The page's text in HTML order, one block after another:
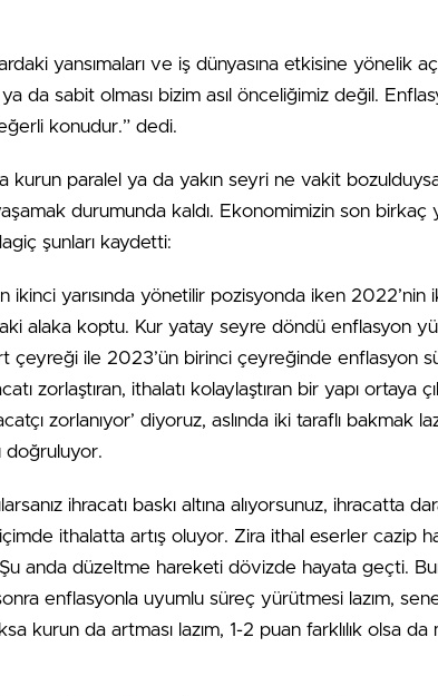
yansımaları ve iş dünyasına etkisine yönelik
da sabit olması bizim asıl önceliğimiz değil.
konudur.” dedi.
kurun paralel ya da yakın seyri ne vakit
durumunda kaldı. Ekonomimizin son birkaç
şunları kaydetti:
ikinci yarısında yönetilir pozisyonda iken 2022’nin
alaka koptu. Kur yatay seyre döndü enflasyon
çeyreği ile 2023’ün birinci çeyreğinde enflasyon
zorlaştıran, ithalatı kolaylaştıran bir yapı ortaya
zorlanıyor’ diyoruz, aslında iki taraflı bakmak
doğruluyor.
ihracatı baskı altına alıyorsunuz, ihracatta
ithalatta artış oluyor. Zira ithal eserler cazip
anda düzeltme hareketi dövizde hayata geçti.
enflasyonla uyumlu süreç yürütmesi lazım,
kurun da artması lazım, 1-2 puan farklılık olsa da